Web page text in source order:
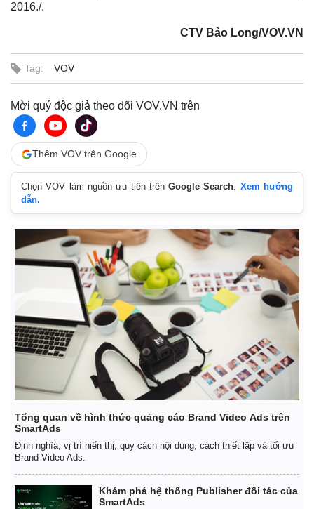
Quan sát
Hồ sơ
E-Magazine
2016./.
CTV Bảo Long/VOV.VN
Tag: VOV
Mời quý độc giả theo dõi VOV.VN trên
Thêm VOV trên Google
Chọn VOV làm nguồn ưu tiên trênGoogle Search. Xem hướng
dẫn.
Tổng quan về hình thức quảng cáo Brand Video Ads trên
SmartAds
Định nghĩa, vị trí hiển thị, quy cách nội dung, cách thiết lập và tối ưu
Brand Video Ads.
Khám phá hệ thống Publisher đối tác của
SmartAds